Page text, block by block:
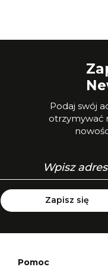
Podaj swój
otrzymywać
Zapisz się
Pomoc